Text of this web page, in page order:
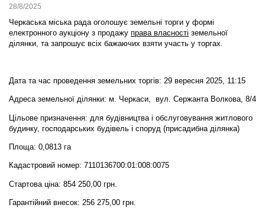
28/8/2025
Черкаська міська рада оголошує земельні торги у формі
електронного аукціону з продажу права власності земельної
ділянки, та запрошує всіх бажаючих взяти участь у торгах.
Дата та час проведення земельних торгів: 29 вересня 2025, 11:15
Адреса земельної ділянки: м. Черкаси, вул. Сержанта Волкова, 8/4
Цільове призначення: для будівництва і обслуговування житлового
будинку, господарських будівель і споруд (присадибна ділянка)
Площа: 0,0813 га
Кадастровий номер: 7110136700:01:008:0075
Стартова ціна: 854 250,00 грн.
Гарантійний внесок: 256 275,00 грн.